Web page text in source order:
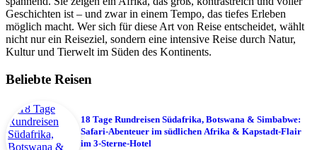
Geschichten ist – und zwar in einem Tempo, das tiefes Erleben
möglich macht. Wer sich für diese Art von Reise entscheidet, wählt
nicht nur ein Reiseziel, sondern eine intensive Reise durch Natur,
Kultur und Tierwelt im Süden des Kontinents.
Beliebte Reisen
18 Tage Rundreisen Südafrika, Botswana & Simbabwe:
Safari-Abenteuer im südlichen Afrika & Kapstadt-Flair
im 3-Sterne-Hotel